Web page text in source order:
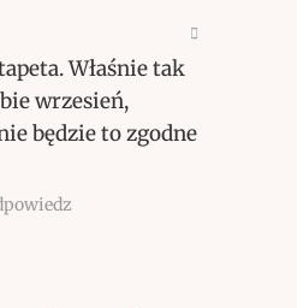
Właśnie tak
wrzesień,
będzie to zgodne